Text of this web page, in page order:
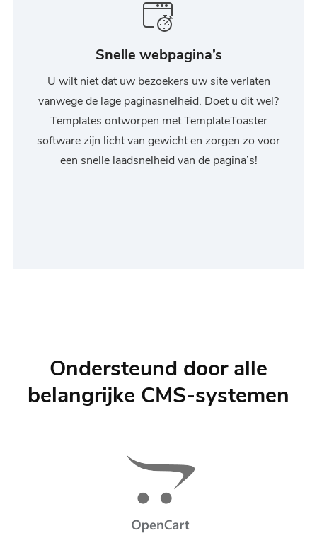
Snelle webpagina’s
U wilt niet dat uw bezoekers uw site verlaten
vanwege de lage paginasnelheid. Doet u dit wel?
Templates ontworpen met TemplateToaster
software zijn licht van gewicht en zorgen zo voor
een snelle laadsnelheid van de pagina’s!
Ondersteund door alle
belangrijke CMS-systemen